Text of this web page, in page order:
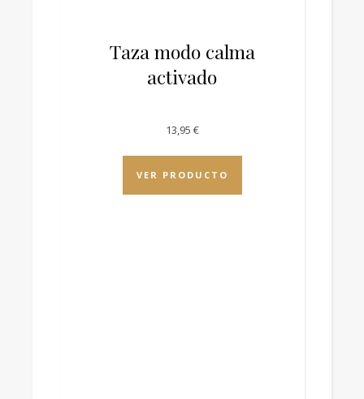
Taza modo calma
activado
13,95 €
VER PRODUCTO